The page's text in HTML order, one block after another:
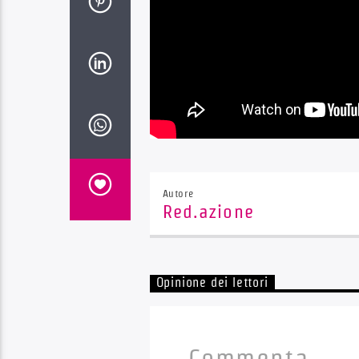
Autore
Red.azione
Opinione dei lettori